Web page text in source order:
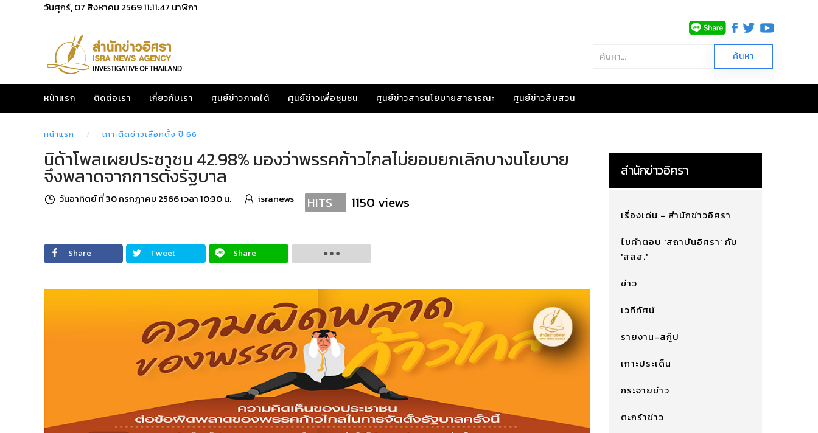
วันศุกร์, 07 สิงหาคม 256911:11:48 นาฬิกา
หน้าแรก ติดต่อเรา เกี่ยวกับเรา ศูนย์ข่าวภาคใต้ ศูนย์ข่าวเพื่อชุมชน ศูนย์ข่าวสารนโยบายสาธารณะ ศูนย์ข่าวสืบสวน
หน้าแรก เกาะติดข่าวเลือกตั้ง ปี 66
นิด้าโพลเผยประชาชน 42.98% มองว่าพรรคก้าวไกลไม่ยอมยกเลิกบางนโยบาย
จึงพลาดจากการตั้งรัฐบาล
วันอาทิตย์ ที่ 30 กรกฎาคม 2566 เวลา 10:30 น. isranews HITS 1150 views
Share Tweet Share
สำนักข่าวอิศรา
เรื่องเด่น - สำนักข่าวอิศรา
ไขคำตอบ 'สถาบันอิศรา' กับ
'สสส.'
ข่าว
เวทีทัศน์
รายงาน-สกู๊ป
เกาะประเด็น
กระจายข่าว
ตะกร้าข่าว